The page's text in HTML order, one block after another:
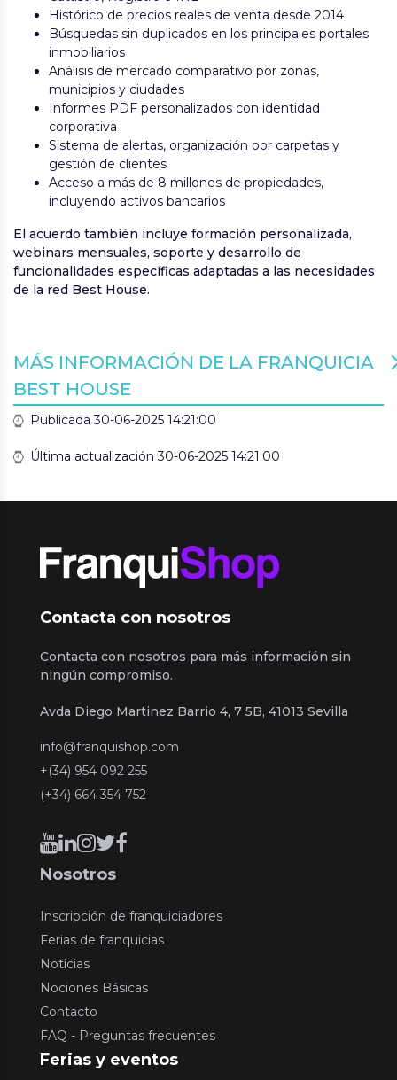
Histórico de precios reales de venta desde 2014
Búsquedas sin duplicados en los principales portales
inmobiliarios
Análisis de mercado comparativo por zonas,
municipios y ciudades
Informes PDF personalizados con identidad
corporativa
Sistema de alertas, organización por carpetas y
gestión de clientes
Acceso a más de 8 millones de propiedades,
incluyendo activos bancarios
El acuerdo también incluye formación personalizada,
webinars mensuales, soporte y desarrollo de
funcionalidades específicas adaptadas a las necesidades
de la red Best House.
MÁS INFORMACIÓN DE LA FRANQUICIA
BEST HOUSE
Publicada 30-06-2025 14:21:00
Última actualización 30-06-2025 14:21:00
Contacta con nosotros
Contacta con nosotros para más información sin
ningún compromiso.
Avda Diego Martinez Barrio 4, 7 5B, 41013 Sevilla
info@franquishop.com
+(34) 954 092 255
(+34) 664 354 752
Nosotros
Inscripción de franquiciadores
Ferias de franquicias
Noticias
Nociones Básicas
Contacto
FAQ - Preguntas frecuentes
Ferias y eventos